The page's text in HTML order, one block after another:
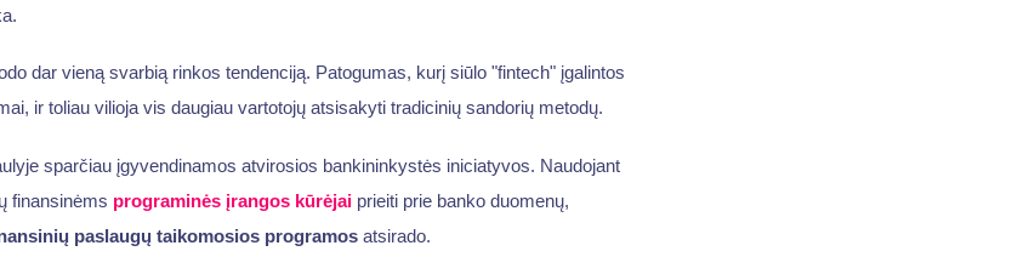
dar vieną svarbią rinkos tendenciją. Patogumas, kurį siūlo "fintech" įgalintos
ir toliau vilioja vis daugiau vartotojų atsisakyti tradicinių sandorių metodų.
sparčiau įgyvendinamos atvirosios bankininkystės iniciatyvos. Naudojant
finansinėms programinės įrangos kūrėjaiprieiti prie banko duomenų,
paslaugų taikomosios programosatsirado.